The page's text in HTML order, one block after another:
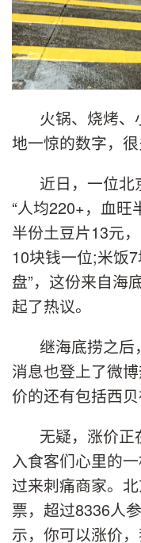
火锅、烧烤
地一惊的数字，很
近日，一位北
“人均220+，血
半份土豆片13元
10块钱一位;米饭
盘”，这份来自海
起了热议。
继海底捞之后
消息也登上了微
价的还有包括西
无疑，涨价
入食客们心里的
过来刺痛商家。
票，超过8336人
示，你可以涨价